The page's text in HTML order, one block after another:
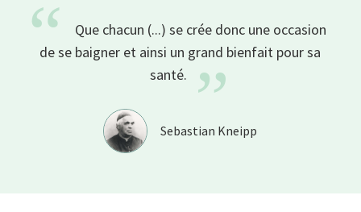
“
Que chacun (...) se crée donc une occasion
de se baigner et ainsi un grand bienfait pour sa
santé.
”
Sebastian Kneipp